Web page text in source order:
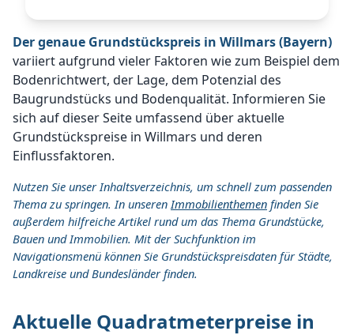
Der genaue Grundstückspreis in Willmars (Bayern)
variiert aufgrund vieler Faktoren wie zum Beispiel dem
Bodenrichtwert, der Lage, dem Potenzial des
Baugrundstücks und Bodenqualität. Informieren Sie
sich auf dieser Seite umfassend über aktuelle
Grundstückspreise in Willmars und deren
Einflussfaktoren.
Nutzen Sie unser Inhaltsverzeichnis, um schnell zum passenden
Thema zu springen. In unserenImmobilienthemen finden Sie
außerdem hilfreiche Artikel rund um das Thema Grundstücke,
Bauen und Immobilien. Mit der Suchfunktion im
Navigationsmenü können Sie Grundstückspreisdaten für Städte,
Landkreise und Bundesländer finden.
Aktuelle Quadratmeterpreise in